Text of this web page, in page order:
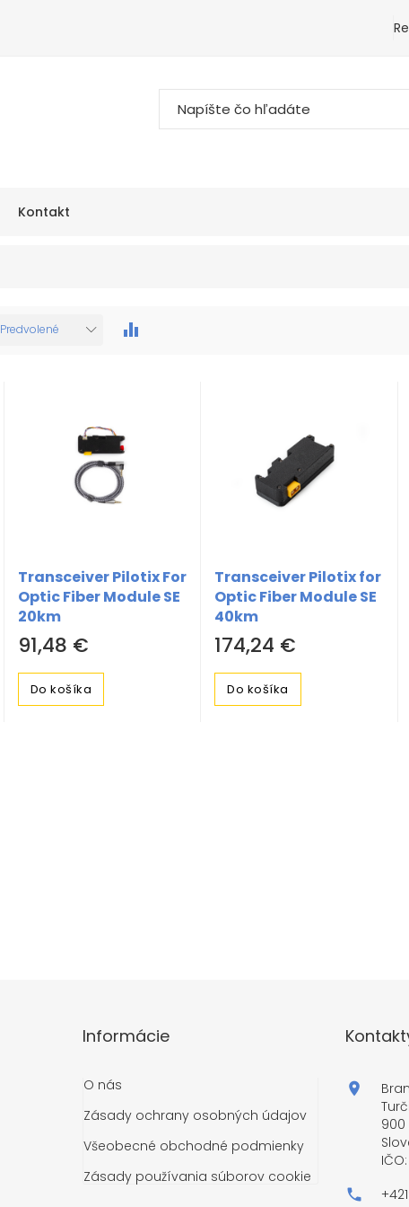
Kontakt
Predvolené
Transceiver Pilotix For
Optic Fiber Module SE
20km
91,48 €
Do košíka
Transceiver Pilotix for
Optic Fiber Module SE
40km
174,24 €
Do košíka
Informácie
O nás
Zásady ochrany osobných údajov
Všeobecné obchodné podmienky
Zásady používania súborov cookie
900